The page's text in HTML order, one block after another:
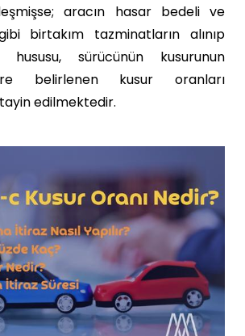
aracın hasar bedeli ve
birtakım tazminatların alınıp
hususu, sürücünün kusurunun
belirlenen kusur oranları
edilmektedir.